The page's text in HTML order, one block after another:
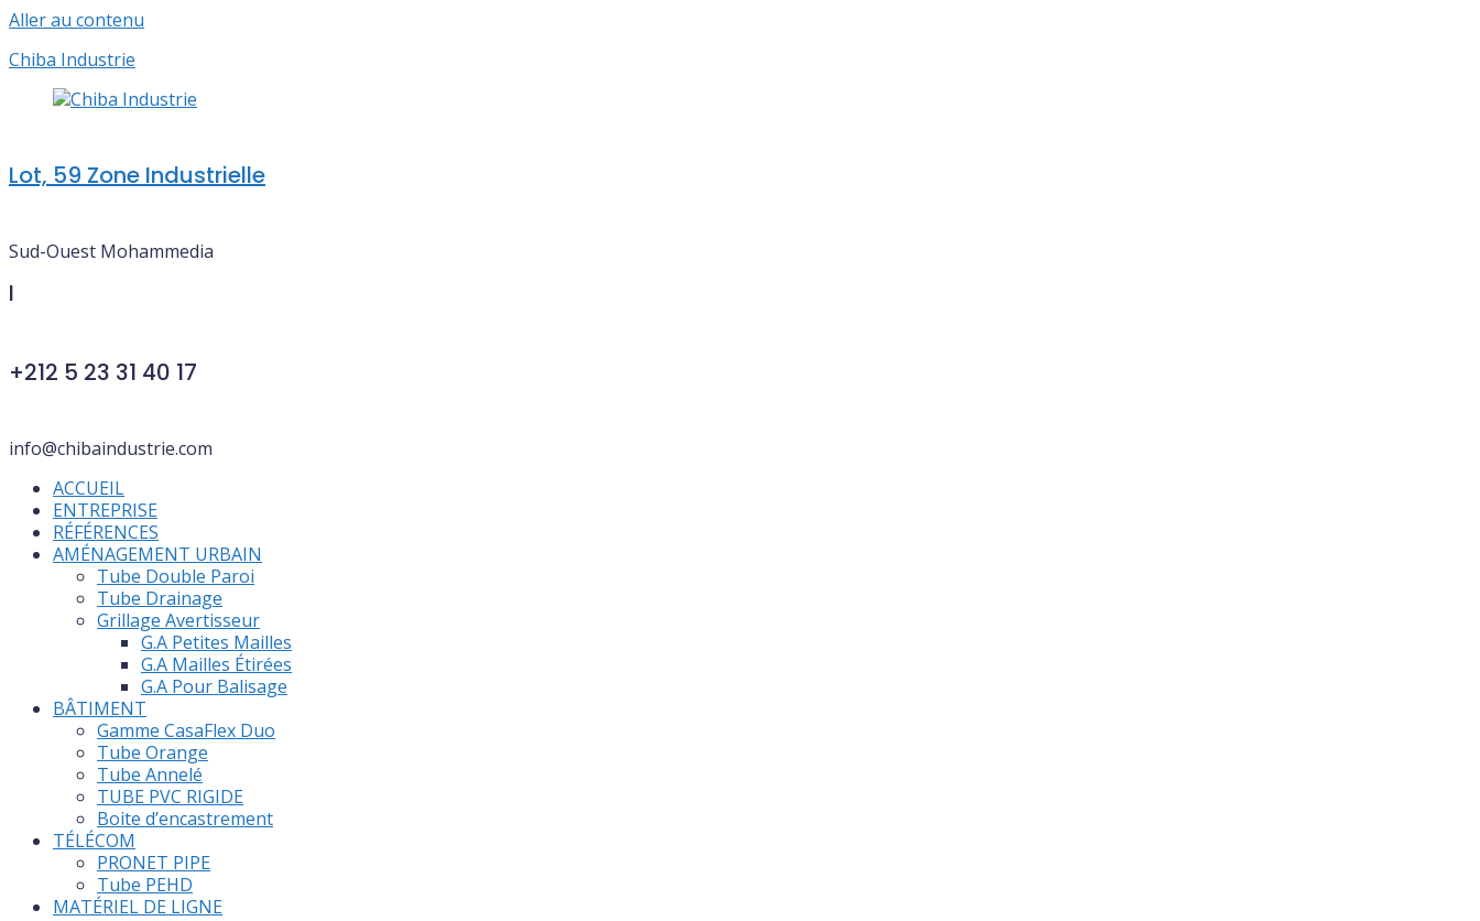
Aller au contenu
Chiba Industrie
Lot, 59 Zone Industrielle
Sud-Ouest Mohammedia
I
+212 5 23 31 40 17
info@chibaindustrie.com
ACCUEIL
ENTREPRISE
RÉFÉRENCES
AMÉNAGEMENT URBAIN
Tube Double Paroi
Tube Drainage
Grillage Avertisseur
G.A Petites Mailles
G.A Mailles Étirées
G.A Pour Balisage
BÂTIMENT
Gamme CasaFlex Duo
Tube Orange
Tube Annelé
TUBE PVC RIGIDE
Boite d’encastrement
TÉLÉCOM
PRONET PIPE
Tube PEHD
MATÉRIEL DE LIGNE